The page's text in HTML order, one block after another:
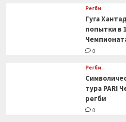
Регби
Гуга
попытки в
0
Регби
тура PARI
регби
0